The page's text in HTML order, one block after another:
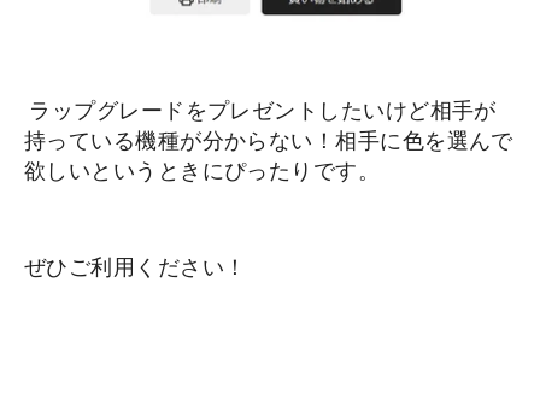
ラップグレードをプレゼントしたいけど相手が
持っている機種が分からない！相手に色を選んで
欲しいというときにぴったりです。
ぜひご利用ください！